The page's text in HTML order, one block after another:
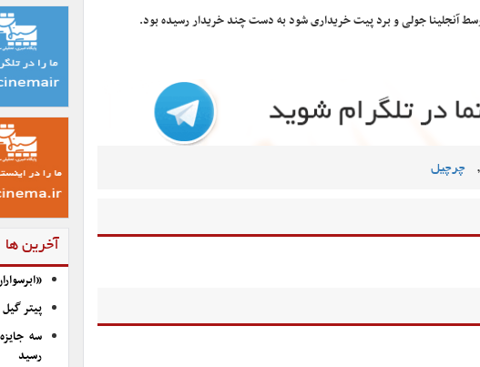
, چرچیل
آخرین ها
پیتر
سه
رسید